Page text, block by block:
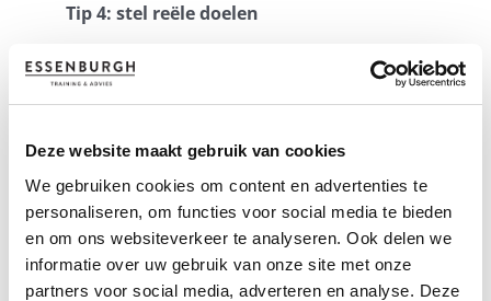
Deze website maakt gebruik van cookies
We gebruiken cookies om content en advertenties te
personaliseren, om functies voor social media te bieden
en om ons websiteverkeer te analyseren. Ook delen we
informatie over uw gebruik van onze site met onze
partners voor social media, adverteren en analyse. Deze
Tip 4: stel reële doelen
Een uitdaging aangaan is mooi, maar stel
moeilijk. Een beetje stress of de juiste dosis
inspanning is goed, maar je moet het wel
aankunnen. Misschien kun je niet meer
alles, bijvoorbeeld vanwege een beperking.
Maar er is altijd iets wat je nog wel kunt.